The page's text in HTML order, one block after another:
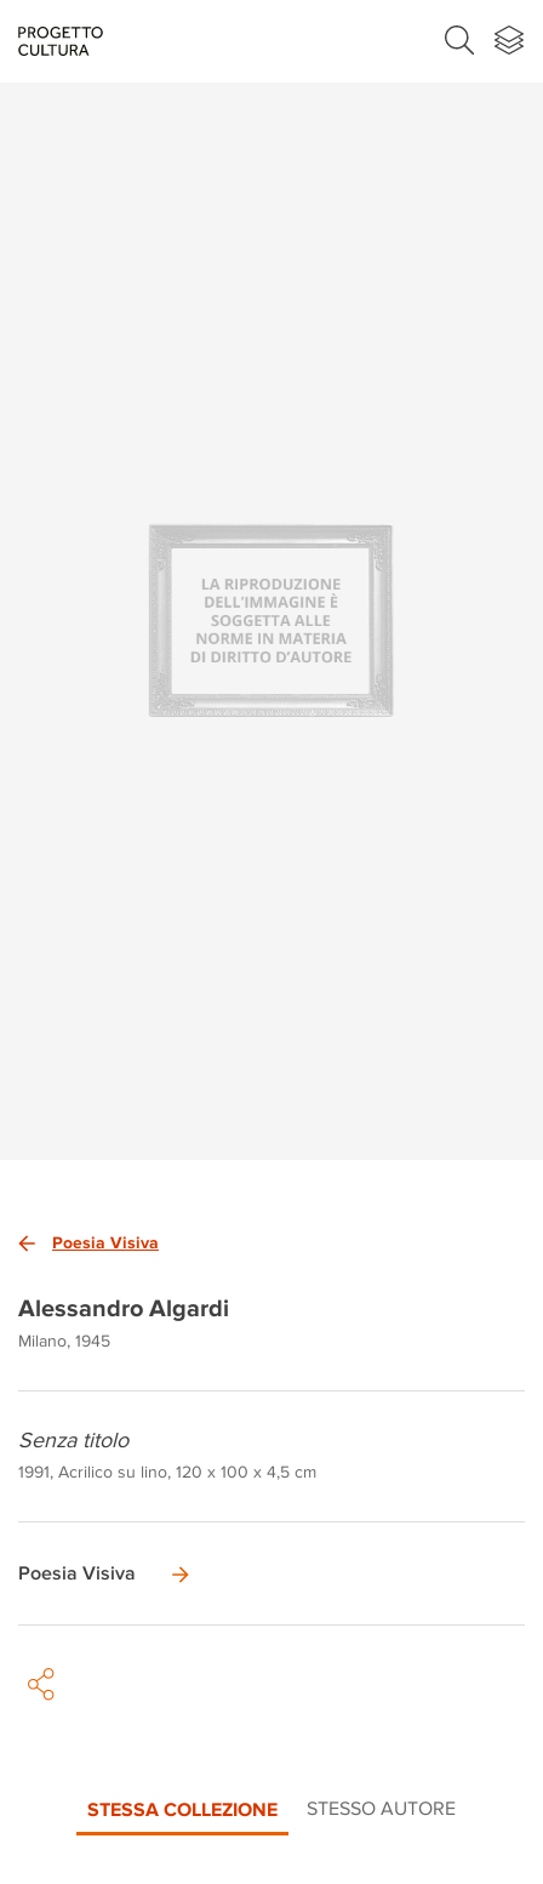
Poesia Visiva
Alessandro Algardi
Milano, 1945
Senza titolo
1991, Acrilico su lino, 120 x 100 x 4,5 cm
Poesia Visiva
STESSA COLLEZIONE STESSO AUTORE